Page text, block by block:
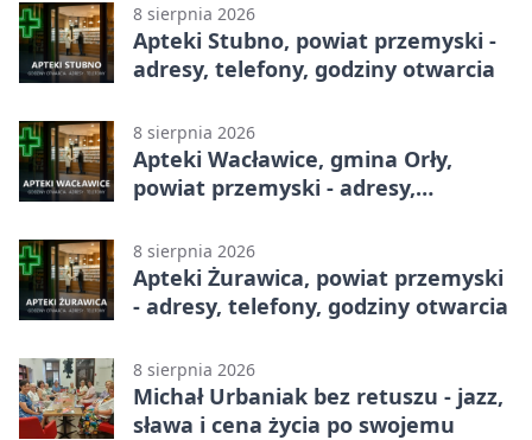
8 sierpnia 2026
Apteki Stubno, powiat przemyski -
adresy, telefony, godziny otwarcia
8 sierpnia 2026
Apteki Wacławice, gmina Orły,
powiat przemyski - adresy,
8 sierpnia 2026
Apteki Żurawica, powiat przemyski
- adresy, telefony, godziny otwarcia
8 sierpnia 2026
Michał Urbaniak bez retuszu - jazz,
sława i cena życia po swojemu